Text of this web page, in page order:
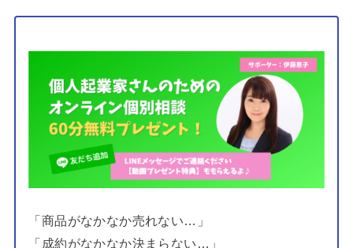
「商品がなかなか売れない…」
「成約がなかなか決まらない…」